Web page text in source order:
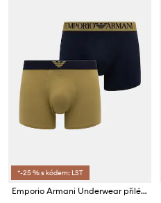
*-25 % s kódem: LST
Emporio Armani Underwear přiléhavé boxerky pánské bavlněné s elastanem